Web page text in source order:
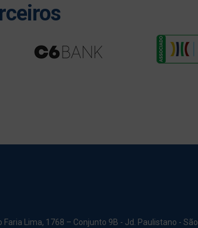
Faria Lima, 1768 – Conjunto 9B - Jd. Paulistano - São